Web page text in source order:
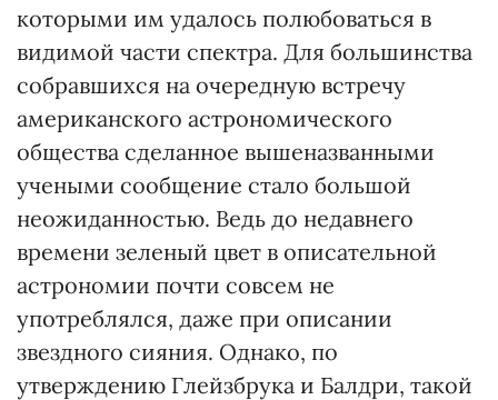
которыми им удалось полюбоваться в
видимой части спектра. Для большинства
собравшихся на очередную встречу
американского астрономического
общества сделанное вышеназванными
учеными сообщение стало большой
неожиданностью. Ведь до недавнего
времени зеленый цвет в описательной
астрономии почти совсем не
употреблялся, даже при описании
звездного сияния. Однако, по
утверждению Глейзбрука и Балдри, такой